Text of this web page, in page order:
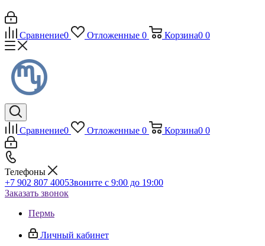
Сравнение0 Отложенные 0 Корзина0 0
Сравнение0 Отложенные 0 Корзина0 0
Телефоны
+7 902 807 4005Звоните с 9:00 до 19:00
Заказать звонок
Пермь
Личный кабинет